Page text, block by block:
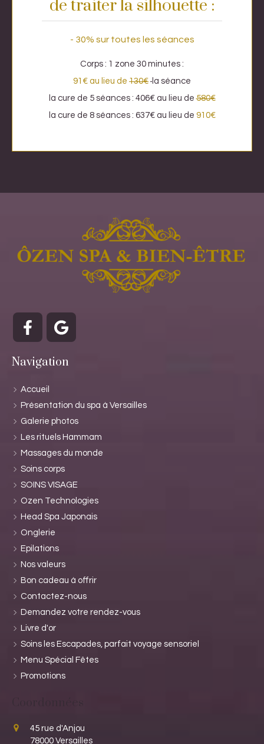
de traiter la silhouette :
- 30% sur toutes les séances
Corps : 1 zone 30 minutes :
91€ au lieu de 130€ la séance
la cure de 5 séances : 406€ au lieu de580€
la cure de 8 séances : 637€ au lieu de 910€
Navigation
Accueil
Présentation du spa à Versailles
Galerie photos
Les rituels Hammam
Massages du monde
Soins corps
SOINS VISAGE
Ozen Technologies
Head Spa Japonais
Onglerie
Epilations
Nos valeurs
Bon cadeau à offrir
Contactez-nous
Demandez votre rendez-vous
Livre d'or
Soins les Escapades, parfait voyage sensoriel
Menu Spécial Fêtes
Promotions
45 rue d'Anjou
78000 Versailles